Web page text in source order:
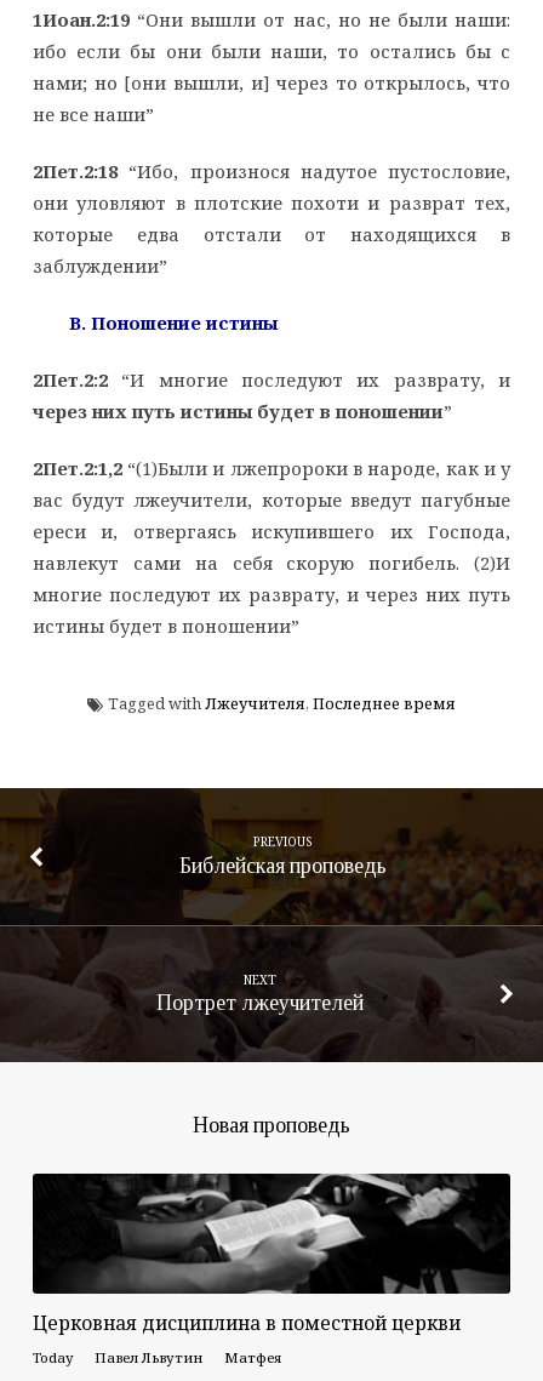
1Иоан.2:19“Они вышли от нас, но не были наши:
ибо если бы они были наши, то остались бы с
нами; но [они вышли, и] через то открылось, что
не все наши”
2Пет.2:18“Ибо, произнося надутое пустословие,
они уловляют в плотские похоти и разврат тех,
которые едва отстали от находящихся в
заблуждении”
B. Поношение истины
2Пет.2:2“И многие последуют их разврату, и
через них путь истины будет в поношении”
2Пет.2:1,2“(1)Были и лжепророки в народе, как и у
вас будут лжеучители, которые введут пагубные
ереси и, отвергаясь искупившего их Господа,
навлекут сами на себя скорую погибель. (2)И
многие последуют их разврату, и через них путь
истины будет в поношении”
Tagged withЛжеучителя, Последнее время
PREVIOUS
Библейская проповедь
NEXT
Портрет лжеучителей
Новая проповедь
Церковная дисциплина в поместной церкви
Today Павел Львутин Матфея